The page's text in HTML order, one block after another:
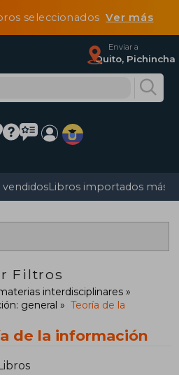
seleccionadosVer más
Enviar a
Quito, Pichincha
vendidosLibros importados más
Filtros
interdisciplinares
general
Teoría de la
de la información